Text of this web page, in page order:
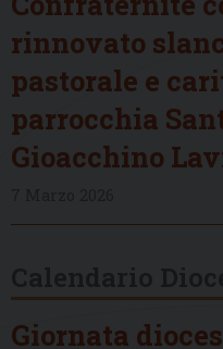
rinnovato
pastorale e
parrocchia
Gioacchino
Giornata